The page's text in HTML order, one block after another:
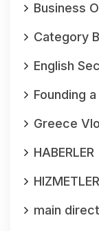
Business
Category B
English
Founding
Greece
HABERLER
main